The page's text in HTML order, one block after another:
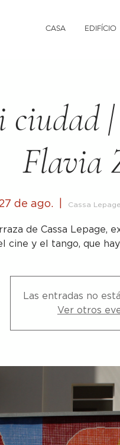
CASA EDIFÍCIO
ciudad
Flavia
de ago. Cassa
de Cassa Lepage,
cine y el tango, que
Las entradas no
Ver otros